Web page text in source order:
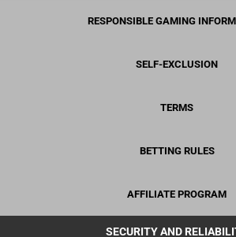
RESPONSIBLE GAMING
SELF-EXCLUSION
TERMS
BETTING RULES
AFFILIATE PROGRAM
SECURITY AND